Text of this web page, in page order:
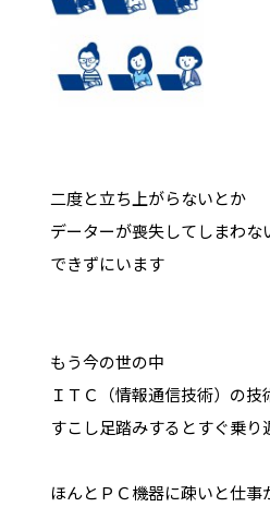
二度と立ち上がらないとか
データーが喪失してしまわな
できずにいます
もう今の世の中
ＩＴＣ（情報通信技術）の技
すこし足踏みするとすぐ乗り
ほんとＰＣ機器に疎いと仕事